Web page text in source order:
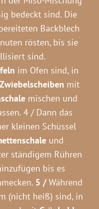
bedeckt sind. Die
Backblech
rösten, bis sie
sind.
im Ofen sind, in
Zwiebelscheiben mit
mischen und
4 / Dann das
kleinen Schüssel
und
ständigem Rühren
bis es
5 /Während
(nicht heiß) sind, in